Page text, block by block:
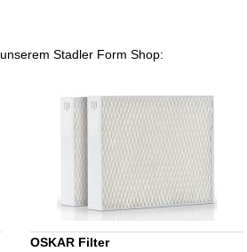
Stadler Form Shop:
OSKAR Filter